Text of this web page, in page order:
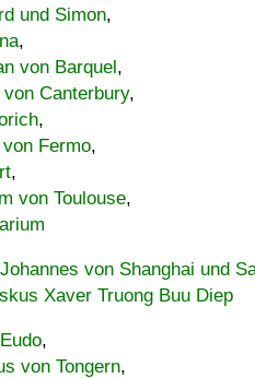
und Simon,
,
von Barquel,
von Canterbury,
,
Fermo,
,
von Toulouse,
Johannes von Shanghai und
Xaver Truong Buu Diep
Eudo,
von Tongern,